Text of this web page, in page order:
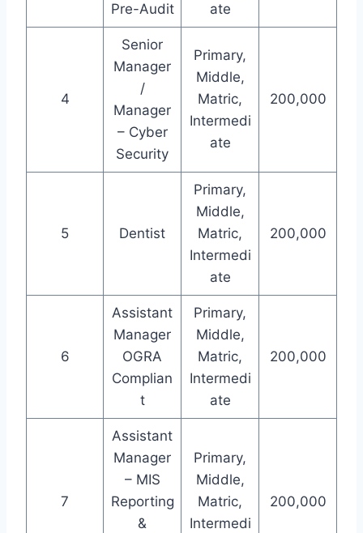
Pre-Audit
ate
4
Senior
Manager
/
Manager
– Cyber
Security
Primary,
Middle,
Matric,
Intermedi
ate
200,000
5 Dentist
Primary,
Middle,
Matric,
Intermedi
ate
200,000
6
Assistant
Manager
OGRA
Complian
t
Primary,
Middle,
Matric,
Intermedi
ate
200,000
7
Assistant
Manager
– MIS
Reporting
&
Primary,
Middle,
Matric,
Intermedi
200,000